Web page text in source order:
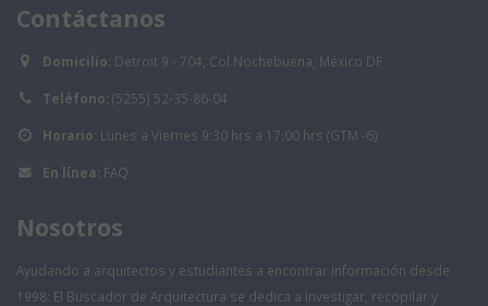
Contáctanos
Domicilio: Detroit 9 - 704, Col Nochebuena, México DF
Teléfono: (5255) 52-35-86-04
Horario: Lunes a Viernes 9:30 hrs a 17:00 hrs (GTM -6)
En línea: FAQ
Nosotros
Ayudando a arquitectos y estudiantes a encontrar información desde
1998: El Buscador de Arquitectura se dedica a investigar, recopilar y